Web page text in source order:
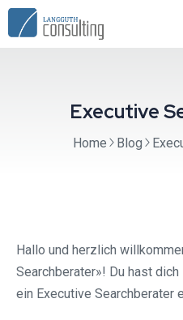
Executive
Home Blog
Hallo und herzlich
Searchberater»! Du hast
ein Executive Searchberater